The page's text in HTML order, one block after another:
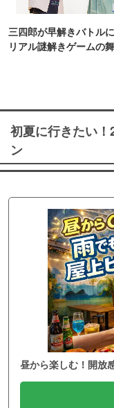
三四郎が早解きバトル
リアル謎解きゲームの
初夏に行きたい
ン
昼から楽しむ！開放